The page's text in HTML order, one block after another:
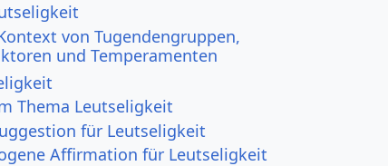
von Tugendengruppen,
und Temperamenten
Thema Leutseligkeit
für Leutseligkeit
Affirmation für Leutseligkeit